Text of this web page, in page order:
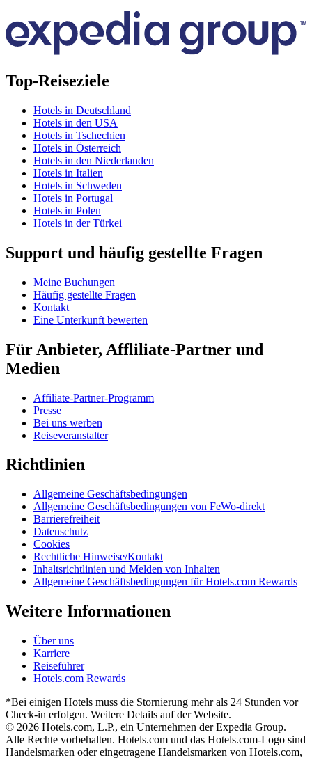
Top-Reiseziele
Hotels in Deutschland
Hotels in den USA
Hotels in Tschechien
Hotels in Österreich
Hotels in den Niederlanden
Hotels in Italien
Hotels in Schweden
Hotels in Portugal
Hotels in Polen
Hotels in der Türkei
Support und häufig gestellte Fragen
Meine Buchungen
Häufig gestellte Fragen
Kontakt
Eine Unterkunft bewerten
Für Anbieter, Affliliate-Partner und
Medien
Affiliate-Partner-Programm
Presse
Bei uns werben
Reiseveranstalter
Richtlinien
Allgemeine Geschäftsbedingungen
Allgemeine Geschäftsbedingungen von FeWo-direkt
Barrierefreiheit
Datenschutz
Cookies
Rechtliche Hinweise/Kontakt
Inhaltsrichtlinien und Melden von Inhalten
Allgemeine Geschäftsbedingungen für Hotels.com Rewards
Weitere Informationen
Über uns
Karriere
Reiseführer
Hotels.com Rewards
*Bei einigen Hotels muss die Stornierung mehr als 24 Stunden vor
Check-in erfolgen. Weitere Details auf der Website.
© 2026 Hotels.com, L.P., ein Unternehmen der Expedia Group.
Alle Rechte vorbehalten. Hotels.com und das Hotels.com-Logo sind
Handelsmarken oder eingetragene Handelsmarken von Hotels.com,